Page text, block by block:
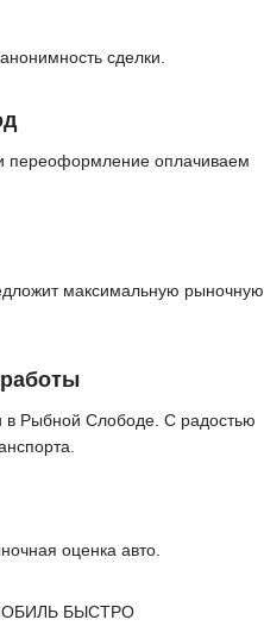
сделки.
переоформление оплачиваем
максимальную рыночную
Рыбной Слободе. С радостью
оценка авто.
БЫСТРО